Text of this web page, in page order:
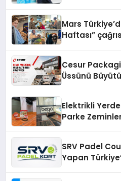
Mars
Haftası”
Cesur
Üssünü
Elektrikli
Parke
SRV Padel
Yapan